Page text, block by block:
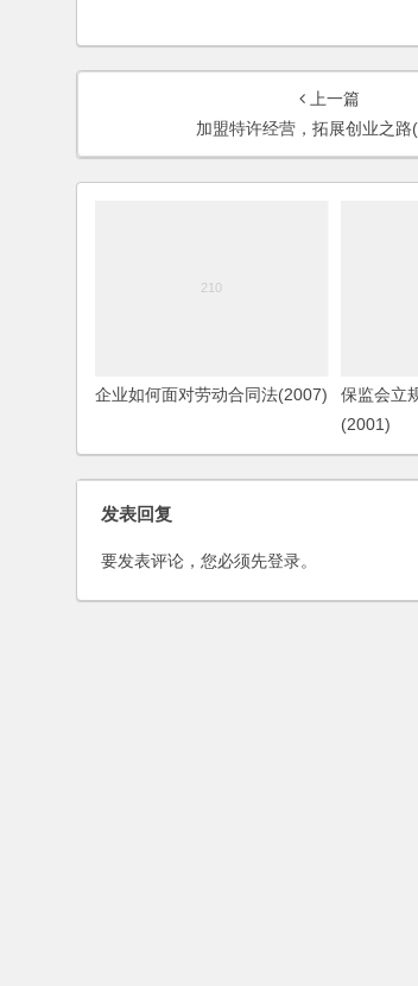
上一篇
加盟特许经营，拓展创业之路
企业如何面对劳动合同法(2007)
保监会立
(2001)
发表回复
要发表评论，您必须先登录。